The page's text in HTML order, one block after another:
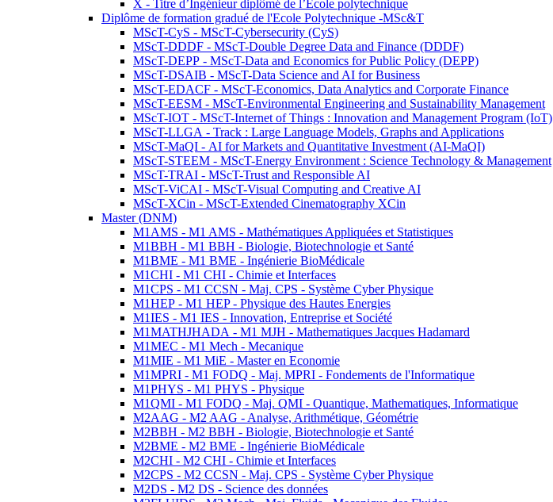
X - Titre d’Ingénieur diplômé de l’École polytechnique
Diplôme de formation gradué de l'Ecole Polytechnique -MSc&T
MScT-CyS - MScT-Cybersecurity (CyS)
MScT-DDDF - MScT-Double Degree Data and Finance (DDDF)
MScT-DEPP - MScT-Data and Economics for Public Policy (DEPP)
MScT-DSAIB - MScT-Data Science and AI for Business
MScT-EDACF - MScT-Economics, Data Analytics and Corporate Finance
MScT-EESM - MScT-Environmental Engineering and Sustainability Management
MScT-IOT - MScT-Internet of Things : Innovation and Management Program (IoT)
MScT-LLGA - Track : Large Language Models, Graphs and Applications
MScT-MaQI - AI for Markets and Quantitative Investment (AI-MaQI)
MScT-STEEM - MScT-Energy Environment : Science Technology & Management
MScT-TRAI - MScT-Trust and Responsible AI
MScT-ViCAI - MScT-Visual Computing and Creative AI
MScT-XCin - MScT-Extended Cinematography XCin
Master (DNM)
M1AMS - M1 AMS - Mathématiques Appliquées et Statistiques
M1BBH - M1 BBH - Biologie, Biotechnologie et Santé
M1BME - M1 BME - Ingénierie BioMédicale
M1CHI - M1 CHI - Chimie et Interfaces
M1CPS - M1 CCSN - Maj. CPS - Système Cyber Physique
M1HEP - M1 HEP - Physique des Hautes Energies
M1IES - M1 IES - Innovation, Entreprise et Société
M1MATHJHADA - M1 MJH - Mathematiques Jacques Hadamard
M1MEC - M1 Mech - Mecanique
M1MIE - M1 MiE - Master en Economie
M1MPRI - M1 FODQ - Maj. MPRI - Fondements de l'Informatique
M1PHYS - M1 PHYS - Physique
M1QMI - M1 FODQ - Maj. QMI - Quantique, Mathematiques, Informatique
M2AAG - M2 AAG - Analyse, Arithmétique, Géométrie
M2BBH - M2 BBH - Biologie, Biotechnologie et Santé
M2BME - M2 BME - Ingénierie BioMédicale
M2CHI - M2 CHI - Chimie et Interfaces
M2CPS - M2 CCSN - Maj. CPS - Système Cyber Physique
M2DS - M2 DS - Science des données